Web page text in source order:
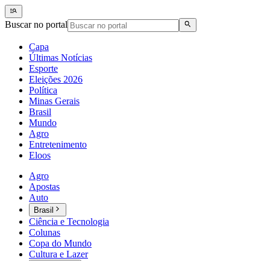
Buscar no portal
Capa
Últimas Notícias
Esporte
Eleições 2026
Política
Minas Gerais
Brasil
Mundo
Agro
Entretenimento
Eloos
Agro
Apostas
Auto
Brasil
Ciência e Tecnologia
Colunas
Copa do Mundo
Cultura e Lazer